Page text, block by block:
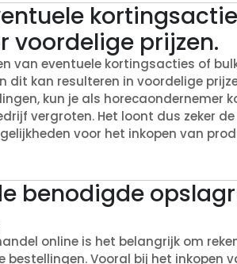
voordelige prijzen.
van eventuele kortingsacties of
kan resulteren in voordelige
kun je als horecaondernemer
vergroten. Het loont dus zeker
voor het inkopen van
benodigde
online is het belangrijk om
Vooral bij het inkopen